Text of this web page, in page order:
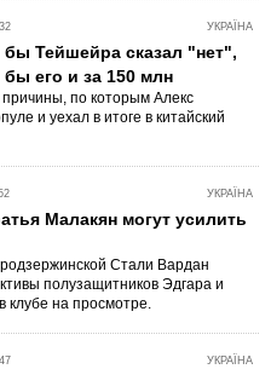
УКРАЇНА
бы Тейшейра сказал "нет",
бы его и за 150 млн
по которым Алекс
и уехал в итоге в китайский
УКРАЇНА
Малакян могут усилить
Стали Вардан
полузащитников Эдгара и
клубе на просмотре.
УКРАЇНА